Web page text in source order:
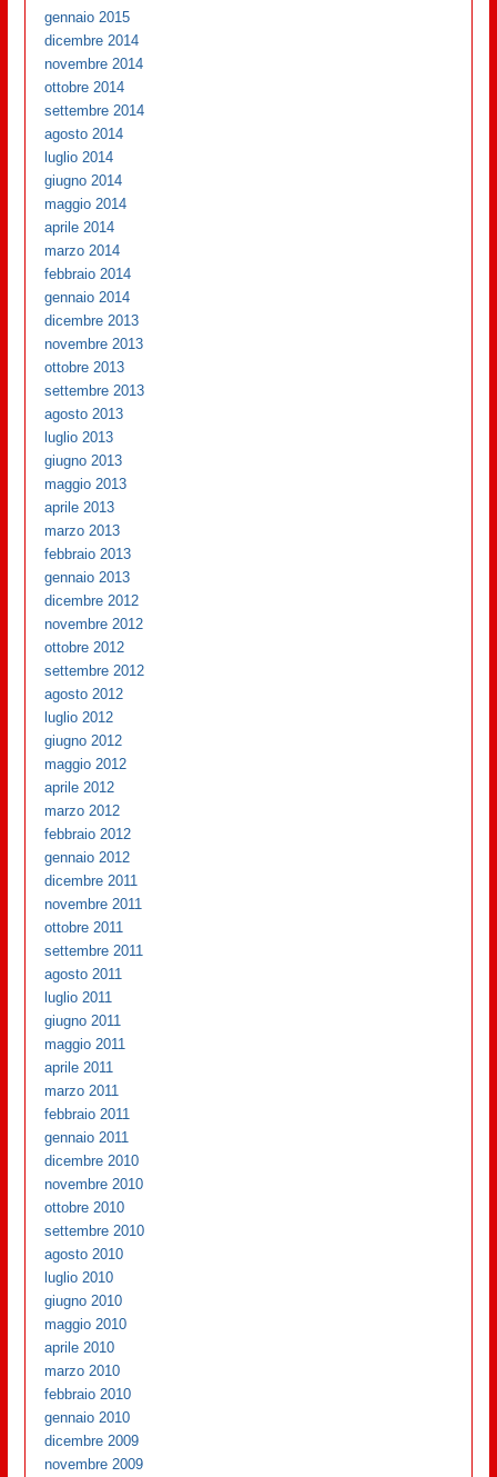
gennaio 2015
dicembre 2014
novembre 2014
ottobre 2014
settembre 2014
agosto 2014
luglio 2014
giugno 2014
maggio 2014
aprile 2014
marzo 2014
febbraio 2014
gennaio 2014
dicembre 2013
novembre 2013
ottobre 2013
settembre 2013
agosto 2013
luglio 2013
giugno 2013
maggio 2013
aprile 2013
marzo 2013
febbraio 2013
gennaio 2013
dicembre 2012
novembre 2012
ottobre 2012
settembre 2012
agosto 2012
luglio 2012
giugno 2012
maggio 2012
aprile 2012
marzo 2012
febbraio 2012
gennaio 2012
dicembre 2011
novembre 2011
ottobre 2011
settembre 2011
agosto 2011
luglio 2011
giugno 2011
maggio 2011
aprile 2011
marzo 2011
febbraio 2011
gennaio 2011
dicembre 2010
novembre 2010
ottobre 2010
settembre 2010
agosto 2010
luglio 2010
giugno 2010
maggio 2010
aprile 2010
marzo 2010
febbraio 2010
gennaio 2010
dicembre 2009
novembre 2009